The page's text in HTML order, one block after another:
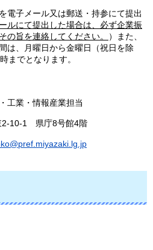
電子メール又は郵送・持参にて提出
ルにて提出した場合は、必ず企業振
の旨を連絡してください。
）また、
は、月曜日から金曜日（祝日を除
までとなります。
工業・情報産業担当
10-1 県庁8号館4階